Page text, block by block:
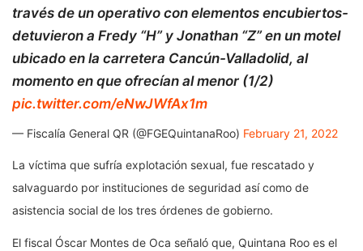
través de un operativo con elementos encubiertos-
detuvieron a Fredy “H” y Jonathan “Z” en un motel
ubicado en la carretera Cancún-Valladolid, al
momento en que ofrecían al menor (1/2)
pic.twitter.com/eNwJWfAx1m
— Fiscalía General QR (@FGEQuintanaRoo) February 21, 2022
La víctima que sufría explotación sexual, fue rescatado y
salvaguardo por instituciones de seguridad así como de
asistencia social de los tres órdenes de gobierno.
El fiscal Óscar Montes de Oca señaló que, Quintana Roo es el